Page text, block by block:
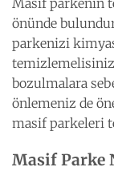
Masif parkenin
önünde
parkenizi
bozulmalara
önlemeniz de
masif parkeleri
Masif Parke